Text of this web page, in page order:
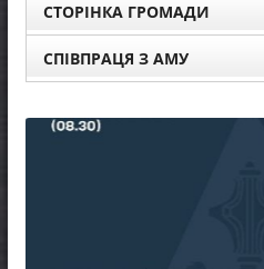
СТОРІНКА ГРОМАДИ
СПІВПРАЦЯ З АМУ